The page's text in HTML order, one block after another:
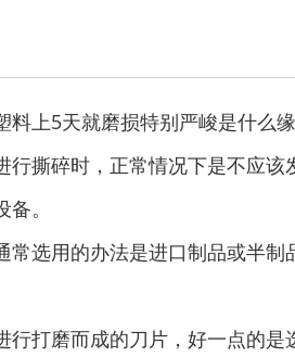
上5天就磨损特别严峻是什么缘
撕碎时，正常情况下是不应
。
选用的办法是进口制品或半
打磨而成的刀片，好一点的